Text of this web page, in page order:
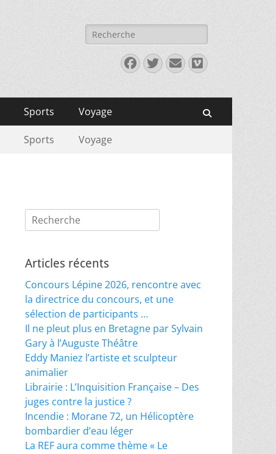
Rechercher :
Facebook
Twitter
E-
mail
Vimeo
Sports Voyage
Sports Voyage
Rechercher :
Articles récents
Concours Lépine 2026, rencontre avec
la directrice du concours, et une
sélection de participants …
Il ne pleut plus en Bretagne par Sylvain
Gary à l’Auguste Théâtre
Eddy Maniez l’artiste et sculpteur
animalier
Librairie : L’Inquisition Française – Des
juges contre la justice ?
Incendie : Morane 72, un Hélicoptère
bombardier d’eau léger
La REF aura comme thème « Le